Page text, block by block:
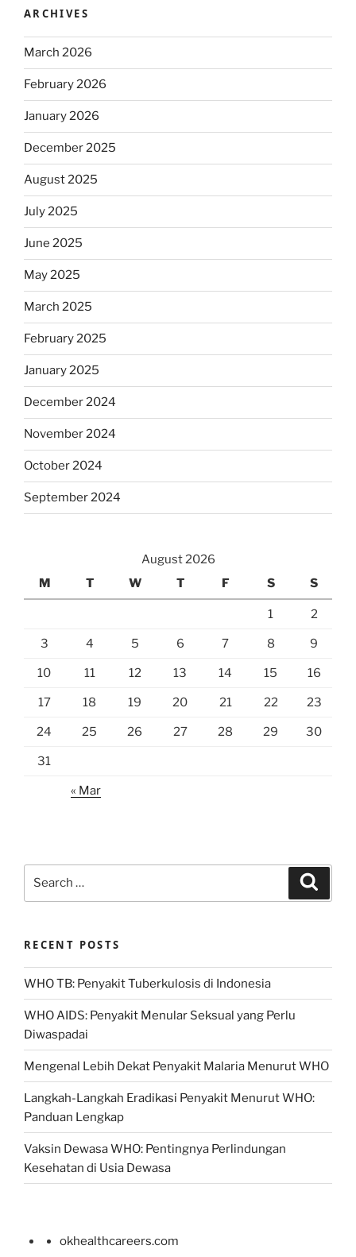
ARCHIVES
March 2026
February 2026
January 2026
December 2025
August 2025
July 2025
June 2025
May 2025
March 2025
February 2025
January 2025
December 2024
November 2024
October 2024
September 2024
August 2026
M
T W T F S S
1 2
3 4 5 6 7 8 9
10 11 12 13 14 15 16
17 18 19 20 21 22 23
24 25 26 27 28 29 30
31
« Mar
RECENT POSTS
WHO TB: Penyakit Tuberkulosis di Indonesia
WHO AIDS: Penyakit Menular Seksual yang Perlu
Diwaspadai
Mengenal Lebih Dekat Penyakit Malaria Menurut WHO
Langkah-Langkah Eradikasi Penyakit Menurut WHO:
Panduan Lengkap
Vaksin Dewasa WHO: Pentingnya Perlindungan
Kesehatan di Usia Dewasa
okhealthcareers.com